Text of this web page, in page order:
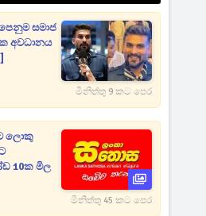
සමාජ
අවධානය
මිනිත්තු 9 කට පෙර
ලොකු
10ක මිල
මිනිත්තු 45 කට පෙර